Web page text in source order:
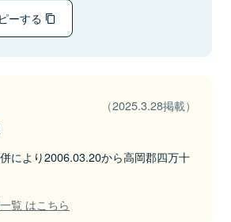
ーする
（2025.3.28掲載）
により2006.03.20から高岡郡四万十
覧 はこちら